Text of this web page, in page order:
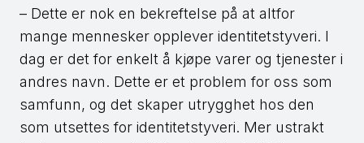
– Dette er nok en bekreftelse på at altfor
mange mennesker opplever identitetstyveri. I
dag er det for enkelt å kjøpe varer og tjenester i
andres navn. Dette er et problem for oss som
samfunn, og det skaper utrygghet hos den
som utsettes for identitetstyveri. Mer ustrakt